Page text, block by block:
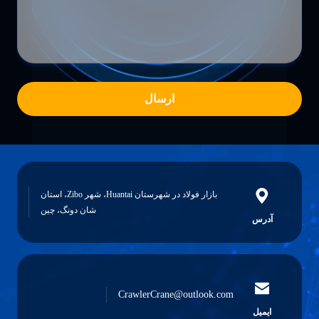
ارسال
آدرس
بازار فولاد در شهرستان Huantai، شهر Zibo، استان
شان دونگ، چین
ایمیل
CrawlerCrane@outlook.com